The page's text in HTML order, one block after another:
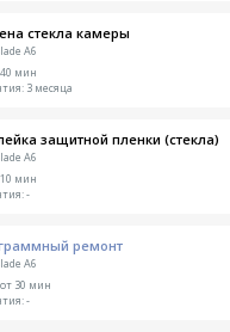
стекла камеры
A6
мин
3 месяца
защитной пленки (стекла)
A6
мин
-
ремонт
A6
30 мин
-